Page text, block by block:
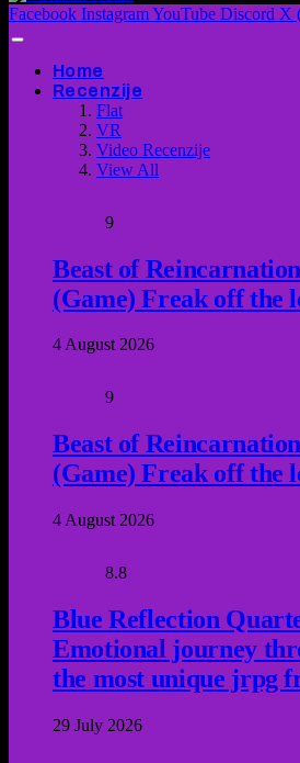
Facebook InstagramYouTube Discord X
Home
Recenzije
Flat
VR
Video Recenzije
View All
9
Beast of
(Game) Freak off the
4 August 2026
9
Beast of
(Game) Freak off the
4 August 2026
8.8
Blue Reflection
Emotional journey
the most unique jrpg
29 July 2026